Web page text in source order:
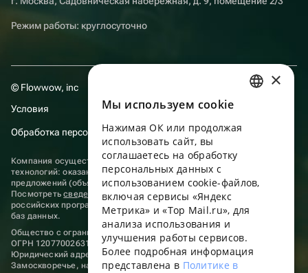
Режим работы: круглосуточно
© Flowwow, inc
Условия
Обработка персональных данных
Компания осуществляет деятельность в области информационных
технологий: оказание услуг в сети “Интернет” по размещению
предложений (объявлений) продавцов о реализации товаров.
Посмотретьсведения о программах, включенных в реестр
российских программ для электронных вычислительных машин и
баз данных.
Общество с ограниченной ответственностью «ФЛАУВАУ»
ОГРН 1207700263198, ИНН 9702020445
Юридический адрес: г. Москва, вн.тер. г. Муниципальный округ
Замоскворечье, наб. Садовническая, д. 9, помещ. 2/3.
ENGLISH
UKRAINIAN
PORTUGUESE
FRENCH
×
Мы используем сookie
Нажимая ОК или продолжая
использовать сайт, вы
соглашаетесь на обработку
персональных данных с
использованием cookie-файлов,
включая сервисы «Яндекс
Метрика» и «Top Mail.ru», для
анализа использования и
улучшения работы сервисов.
Более подробная информация
представлена в Политике в